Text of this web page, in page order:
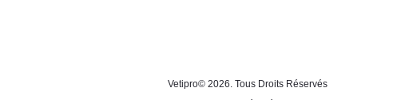
Vetipro© 2026. Tous Droits Réservés